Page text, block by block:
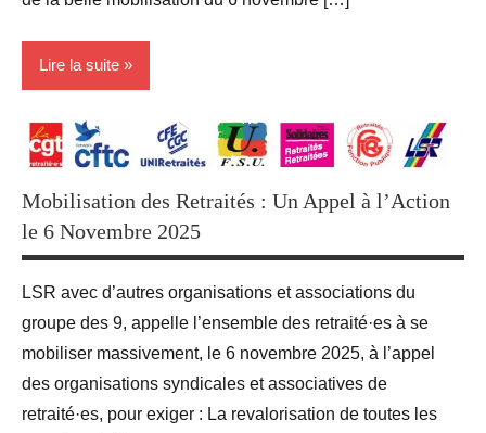
Lire la suite
Blog
groupe
des 9
Revendications
Mobilisation des Retraités : Un Appel à l’Action
le 6 Novembre 2025
LSR avec d’autres organisations et associations du
groupe des 9, appelle l’ensemble des retraité·es à se
mobiliser massivement, le 6 novembre 2025, à l’appel
des organisations syndicales et associatives de
retraité·es, pour exiger : La revalorisation de toutes les